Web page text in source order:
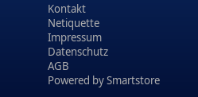
Kontakt
Netiquette
Impressum
Datenschutz
AGB
Powered bySmartstore